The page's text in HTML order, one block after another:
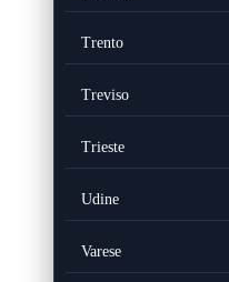
Trento
Treviso
Trieste
Udine
Varese